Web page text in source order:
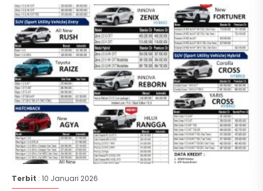
Terbit : 10 Januari 2026